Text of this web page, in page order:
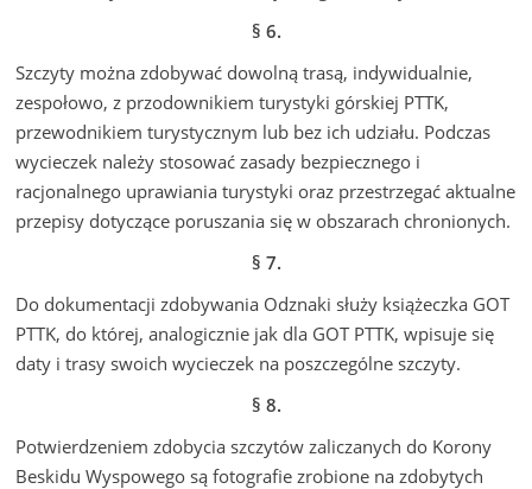
§ 6.
Szczyty można zdobywać dowolną trasą, indywidualnie,
zespołowo, z przodownikiem turystyki górskiej PTTK,
przewodnikiem turystycznym lub bez ich udziału. Podczas
wycieczek należy stosować zasady bezpiecznego i
racjonalnego uprawiania turystyki oraz przestrzegać aktualne
przepisy dotyczące poruszania się w obszarach chronionych.
§ 7.
Do dokumentacji zdobywania Odznaki służy książeczka GOT
PTTK, do której, analogicznie jak dla GOT PTTK, wpisuje się
daty i trasy swoich wycieczek na poszczególne szczyty.
§ 8.
Potwierdzeniem zdobycia szczytów zaliczanych do Korony
Beskidu Wyspowego są fotografie zrobione na zdobytych